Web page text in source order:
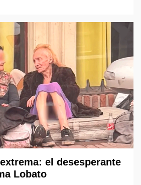
el desesperante
Lobato